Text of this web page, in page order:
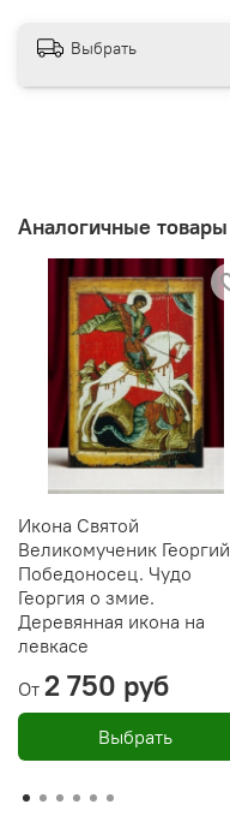
Выбрать
Аналогичные товары
Икона Святой
Великомученик Георгий
Победоносец. Чудо
Георгия о змие.
Деревянная икона на
левкасе
От 2 750 руб
Выбрать